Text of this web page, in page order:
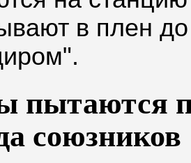
в плен
пытаются
союзников